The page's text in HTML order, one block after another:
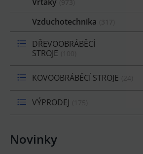
Vzduchotechnika
DŘEVOOBRÁBĚCÍ
STROJE
KOVOOBRÁBĚCÍ STROJE
VÝPRODEJ
Novinky